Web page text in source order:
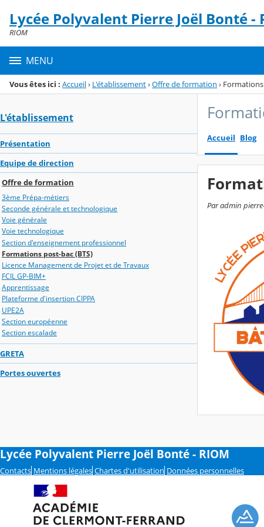
Menu de la rubrique
Contenu
Lycée Polyvalent Pierre Joël Bonté -
RIOM
MENU
Vous êtes ici : Accueil› L'établissement›Offre de formation ›
L'établissement
Présentation
Equipe de direction
Offre de formation
3ème Prépa-métiers
Seconde générale et technologique
Voie générale
Voie technologique
Section d'enseignement professionnel
Formations post-bac (BTS)
Licence Management de Projet et de Travaux
FCIL GP-BIM+
Apprentissage
Plateforme d'insertion CIPPA
UPE2A
Section européenne
Section escalade
GRETA
Portes ouvertes
Accueil Blog
Par admin
Lycée Polyvalent Pierre Joël Bonté - RIOM
Contacts Mentions légales Chartes d'utilisation Données personnelles